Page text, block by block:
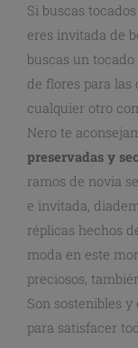
Si buscas
eres invitada de
buscas un
de flores para las
cualquier otro
Nero te
preservadas y
ramos de novia
e invitada,
réplicas hechos
moda en este
preciosos,
Son sostenibles
para satisfacer